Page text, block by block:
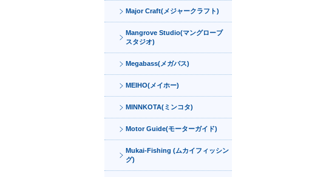
Major Craft(メジャークラフト)
Mangrove Studio(マングローブ
スタジオ)
Megabass(メガバス)
MEIHO(メイホー)
MINNKOTA(ミンコタ)
Motor Guide(モーターガイド)
Mukai-Fishing (ムカイフィッシン
グ)